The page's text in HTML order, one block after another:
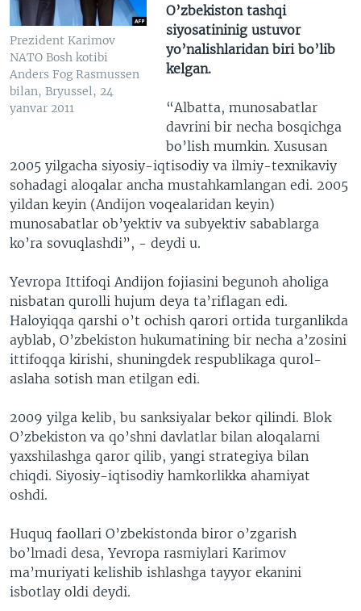
Prezident Karimov
NATO Bosh kotibi
Anders Fog Rasmussen
bilan, Bryussel, 24
yanvar 2011
O’zbekiston tashqi
siyosatininig ustuvor
yo’nalishlaridan biri bo’lib
kelgan.
“Albatta, munosabatlar
davrini bir necha bosqichga
bo’lish mumkin. Xususan
2005 yilgacha siyosiy-iqtisodiy va ilmiy-texnikaviy
sohadagi aloqalar ancha mustahkamlangan edi. 2005
yildan keyin (Andijon voqealaridan keyin)
munosabatlar ob’yektiv va subyektiv sabablarga
ko’ra sovuqlashdi”, - deydi u.
Yevropa Ittifoqi Andijon fojiasini begunoh aholiga
nisbatan qurolli hujum deya ta’riflagan edi.
Haloyiqqa qarshi o’t ochish qarori ortida turganlikda
ayblab, O’zbekiston hukumatining bir necha a’zosini
ittifoqqa kirishi, shuningdek respublikaga qurol-
aslaha sotish man etilgan edi.
2009 yilga kelib, bu sanksiyalar bekor qilindi. Blok
O’zbekiston va qo’shni davlatlar bilan aloqalarni
yaxshilashga qaror qilib, yangi strategiya bilan
chiqdi. Siyosiy-iqtisodiy hamkorlikka ahamiyat
oshdi.
Huquq faollari O’zbekistonda biror o’zgarish
bo’lmadi desa, Yevropa rasmiylari Karimov
ma’muriyati kelishib ishlashga tayyor ekanini
isbotlay oldi deydi.